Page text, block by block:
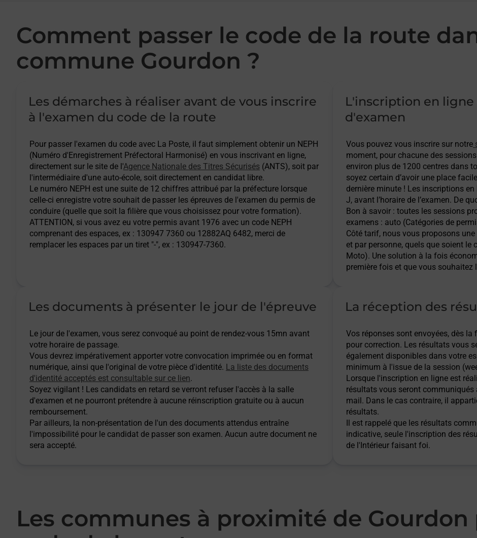
Comment passer le code de la route
commune Gourdon ?
Les démarches à réaliser avant de vous inscrire
à l'examen du code de la route
Pour passer l'examen du code avec La Poste, il faut simplement obtenir un NEPH
(Numéro d'Enregistrement Préfectoral Harmonisé) en vous inscrivant en ligne,
directement sur le site de l'Agence Nationale des Titres Sécurisés (ANTS), soit par
l'intermédiaire d'une auto-école, soit directement en candidat libre.
Le numéro NEPH est une suite de 12 chiffres attribué par la préfecture lorsque
celle-ci enregistre votre souhait de passer les épreuves de l'examen du permis de
conduire (quelle que soit la filière que vous choisissez pour votre formation).
ATTENTION, si vous avez eu votre permis avant 1976 avec un code NEPH
comprenant des espaces, ex : 130947 7360 ou 12882AQ 6482, merci de
remplacer les espaces par un tiret "-", ex : 130947-7360.
L'inscription en ligne
d'examen
Vous pouvez vous inscrire sur notre
moment, pour chacune des
environ plus de 1200 centres dans
soyez certain d’avoir une place
dernière minute ! Les inscriptions
J, avant l’horaire de l’examen. De
Bon à savoir : toutes les sessions
examens : auto (Catégories de
Côté tarif, nous vous proposons
et par personne, quels que soient le
Moto). Une solution à la fois
première fois et que vous souhaitez
Les documents à présenter le jour de l'épreuve
Le jour de l'examen, vous serez convoqué au point de rendez-vous 15mn avant
votre horaire de passage.
Vous devrez impérativement apporter votre convocation imprimée ou en format
numérique, ainsi que l'original de votre pièce d'identité. La liste des documents
d'identité acceptés est consultable sur ce lien.
Soyez vigilant ! Les candidats en retard se verront refuser l'accès à la salle
d'examen et ne pourront prétendre à aucune réinscription gratuite ou à aucun
remboursement.
Par ailleurs, la non-présentation de l'un des documents attendus entraîne
l'impossibilité pour le candidat de passer son examen. Aucun autre document ne
sera accepté.
La réception des
Vos réponses sont envoyées, dès
pour correction. Les résultats vous
également disponibles dans votre
minimum à l'issue de la session
Lorsque l'inscription en ligne est
résultats vous seront
mail. Dans le cas contraire, il
résultats.
Il est rappelé que les résultats
indicative, seule l'inscription des
de l'Intérieur faisant foi.
Les communes à proximité de